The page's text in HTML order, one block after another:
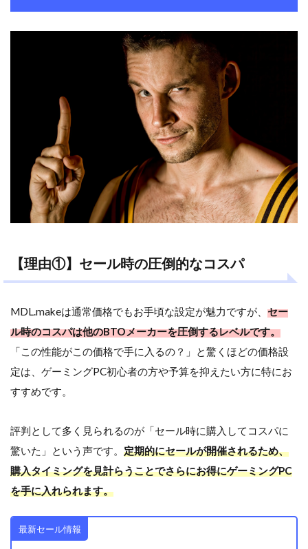
①】
なコ
スパ
1.2
【理
由
②】
デザ
イン
にこ
豊富
なラ
イン
プ
1.3
【理
③】
初心
心の
相談
サポ
はこんな
【理由①】セール時の圧倒的なコスパ
MDL.makeは通常価格でもお手頃な設定が魅力ですが、 セー
ル時のコスパは他のBTOメーカーを圧倒するレベルです。
「この性能がこの価格で手に入るの？」と驚くほどの価格設
定は、ゲーミングPC初心者の方や予算を抑えたい方に特にお
すすめです。
評判として多く見られるのが「セール時に購入してコスパに
驚いた」という声です。 定期的にセールが開催されるため、
購入タイミングを見計らうことでさらにお得にゲーミングPC
を手に入れられます。
最新セール情報